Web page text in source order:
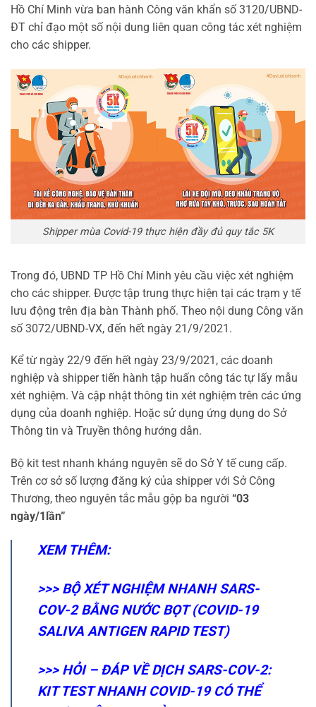
Hồ Chí Minh vừa ban hành Công văn khẩn số 3120/UBND-
ĐT chỉ đạo một số nội dung liên quan công tác xét nghiệm
cho các shipper.
Shipper mùa Covid-19 thực hiện đầy đủ quy tắc 5K
Trong đó, UBND TP Hồ Chí Minh yêu cầu việc xét nghiệm
cho các shipper. Được tập trung thực hiện tại các trạm y tế
lưu động trên địa bàn Thành phố. Theo nội dung Công văn
số 3072/UBND-VX, đến hết ngày 21/9/2021.
Kể từ ngày 22/9 đến hết ngày 23/9/2021, các doanh
nghiệp và shipper tiến hành tập huấn công tác tự lấy mẫu
xét nghiệm. Và cập nhật thông tin xét nghiệm trên các ứng
dụng của doanh nghiệp. Hoặc sử dụng ứng dụng do Sở
Thông tin và Truyền thông hướng dẫn.
Bộ kit test nhanh kháng nguyên sẽ do Sở Y tế cung cấp.
Trên cơ sở số lượng đăng ký của shipper với Sở Công
Thương, theo nguyên tắc mẫu gộp ba người “03
ngày/1lần”
XEM THÊM:
>>> BỘ XÉT NGHIỆM NHANH SARS-
COV-2 BẰNG NƯỚC BỌT (COVID-19
SALIVA ANTIGEN RAPID TEST)
>>> HỎI – ĐÁP VỀ DỊCH SARS-COV-2:
KIT TEST NHANH COVID-19 CÓ THỂ